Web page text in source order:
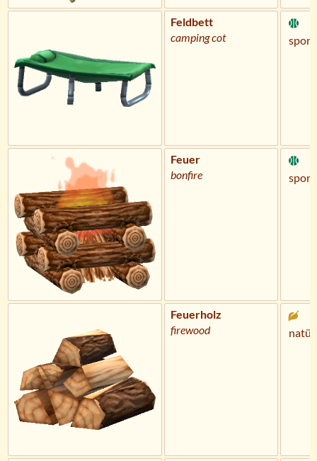
Feldbett
camping cot
Feuer
bonfire
Feuerholz
firewood